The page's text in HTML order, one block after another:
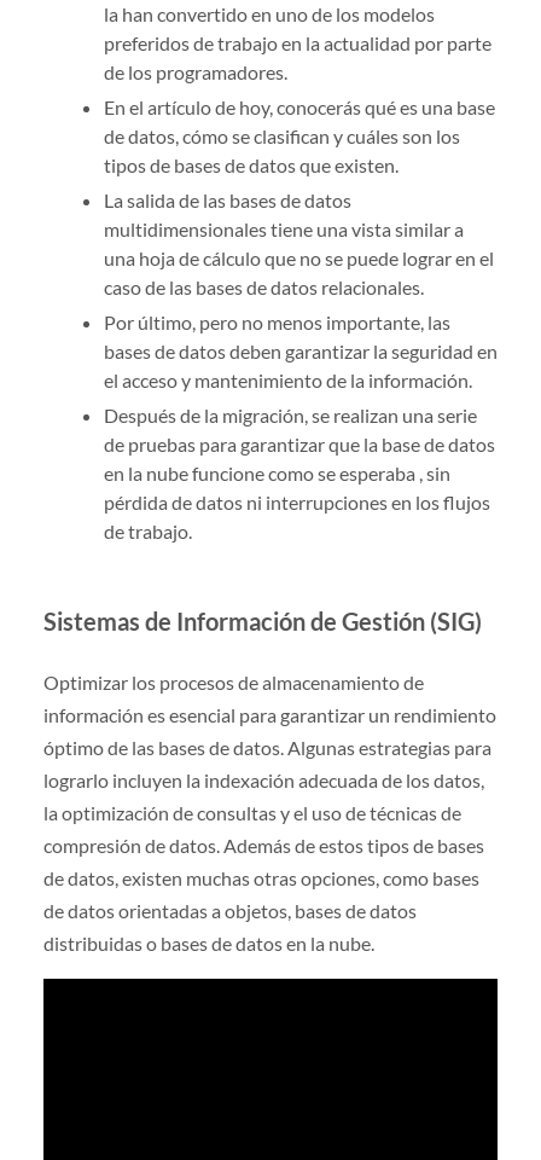
la han convertido en uno de los modelos
preferidos de trabajo en la actualidad por parte
de los programadores.
En el artículo de hoy, conocerás qué es una base
de datos, cómo se clasifican y cuáles son los
tipos de bases de datos que existen.
La salida de las bases de datos
multidimensionales tiene una vista similar a
una hoja de cálculo que no se puede lograr en el
caso de las bases de datos relacionales.
Por último, pero no menos importante, las
bases de datos deben garantizar la seguridad en
el acceso y mantenimiento de la información.
Después de la migración, se realizan una serie
de pruebas para garantizar que la base de datos
en la nube funcione como se esperaba , sin
pérdida de datos ni interrupciones en los flujos
de trabajo.
Sistemas de Información de Gestión (SIG)
Optimizar los procesos de almacenamiento de
información es esencial para garantizar un rendimiento
óptimo de las bases de datos. Algunas estrategias para
lograrlo incluyen la indexación adecuada de los datos,
la optimización de consultas y el uso de técnicas de
compresión de datos. Además de estos tipos de bases
de datos, existen muchas otras opciones, como bases
de datos orientadas a objetos, bases de datos
distribuidas o bases de datos en la nube.